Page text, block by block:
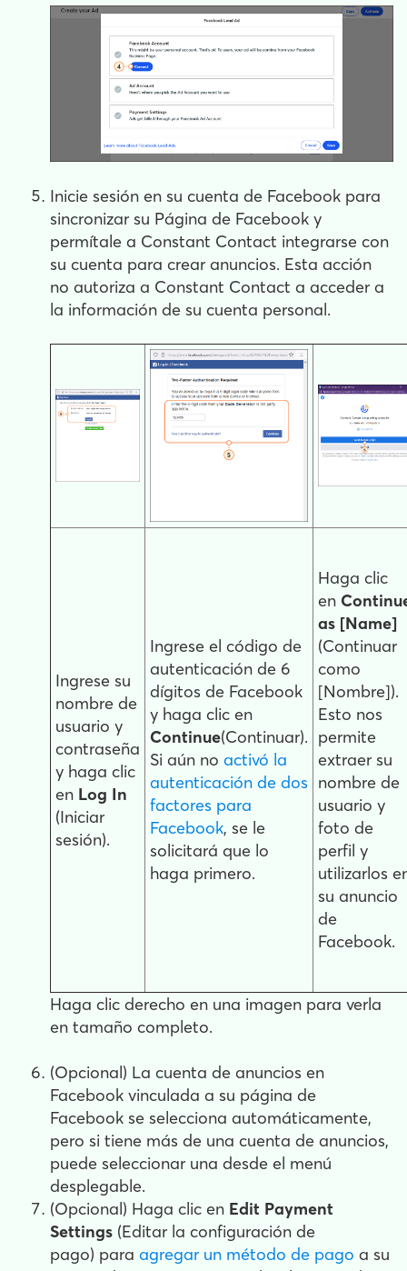
Inicie sesión en su cuenta de Facebook para
sincronizar su Página de Facebook y
permítale a Constant Contact integrarse con
su cuenta para crear anuncios. Esta acción
no autoriza a Constant Contact a acceder a
la información de su cuenta personal.
Ingrese su
nombre de
usuario y
contraseña
y haga clic
en Log In
(Iniciar
sesión).
Ingrese el código de
autenticación de 6
dígitos de Facebook
y haga clic en
Continue(Continuar).
Si aún no activó la
autenticación de dos
factores para
Facebook, se le
solicitará que lo
haga primero.
Haga clic
en
as [Name]
(Continuar
como
[Nombre]).
Esto nos
permite
extraer su
nombre de
usuario y
foto de
perfil y
utilizarlos
su anuncio
de
Facebook.
Haga clic derecho en una imagen para verla
en tamaño completo.
(Opcional) La cuenta de anuncios en
Facebook vinculada a su página de
Facebook se selecciona automáticamente,
pero si tiene más de una cuenta de anuncios,
puede seleccionar una desde el menú
desplegable.
(Opcional) Haga clic en Edit Payment
Settings (Editar la configuración de
pago) para agregar un método de pago a su